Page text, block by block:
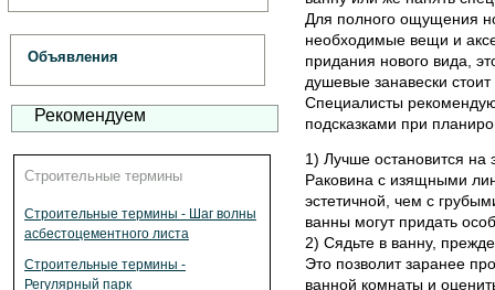
Объявления
Рекомендуем
Строительные термины
Строительные термины - Шаг волны
асбестоцементного листа
Строительные термины -
Регулярный парк
Для полного ощущения
необходимые вещи и
придания нового вида,
душевые занавески
Специалисты
подсказками при
1) Лучше остановится на
Раковина с изящными
эстетичной, чем с
ванны могут придать
2) Сядьте в ванну,
Это позволит заранее
ванной комнаты и